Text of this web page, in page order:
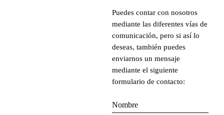
Puedes contar con nosotros
mediante las diferentes vías de
comunicación, pero si así lo
deseas, también puedes
enviarnos un mensaje
mediante el siguiente
formulario de contacto: